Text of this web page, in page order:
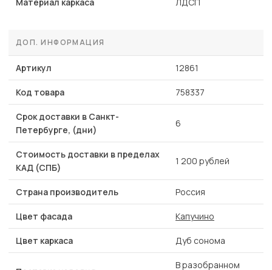
ДОП. ИНФОРМАЦИЯ
Артикул 12861
Код товара 758337
Срок доставки в Санкт-
Петербурге, (дни)
6
Стоимость доставки в пределах
КАД (СПБ)
1 200 рублей
Страна производитель Россия
Цвет фасада Капучино
Цвет каркаса Дуб сонома
В разобранном